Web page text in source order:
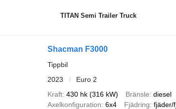
TITAN Semi Trailer Truck
Shacman F3000
Tippbil
2023
Euro 2
Kraft 430 hk (316 kW) Bränsle diesel
Axelkonfiguration 6x4 Fjädring fjäder/